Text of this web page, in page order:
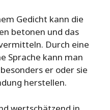
Gedicht kann die
betonen und das
Durch eine
Sprache kann man
er oder sie
herstellen.